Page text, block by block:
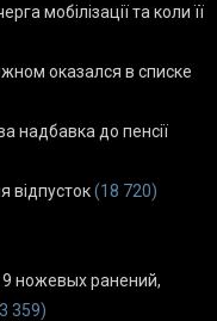
мобілізації та коли її
оказался в списке
надбавка до пенсії
відпусток(18 720)
ножевых ранений,
359)